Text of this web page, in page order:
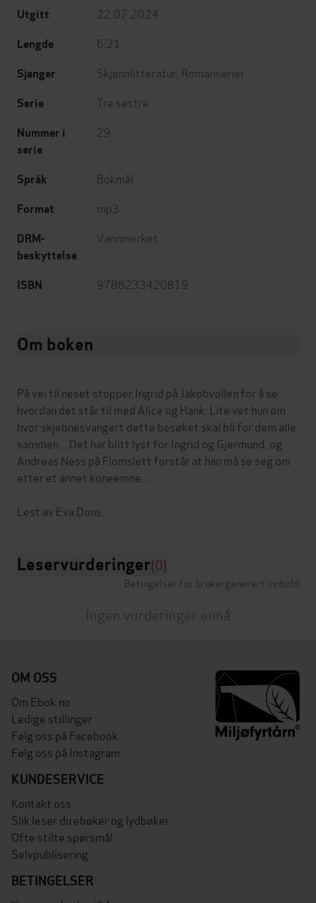
Utgitt 22.07.2024
Lengde 6:21
Sjanger Skjønnlitteratur Romanserier
Serie Tre søstre
Nummer i
serie
29
Språk Bokmål
Format mp3
DRM-
beskyttelse
Vannmerket
ISBN 9788233420819
Om boken
På vei til neset stopper Ingrid på Jakobvollen for å se
hvordan det står til med Alice og Hank. Lite vet hun om
hvor skjebnesvangert dette besøket skal bli for dem alle
sammen... Det har blitt lyst for Ingrid og Gjermund, og
Andreas Ness på Flomslett forstår at han må se seg om
etter et annet koneemne...
Leservurderinger(0)
Betingelser for brukergenerert innhold
Ingen vurderinger ennå
OM OSS
Om Ebok.no
Ledige stillinger
Følg oss på Facebook
Følg oss på Instagram
KUNDESERVICE
Kontakt oss
Slik leser du ebøker og lydbøker
Ofte stilte spørsmål
Selvpublisering
BETINGELSER